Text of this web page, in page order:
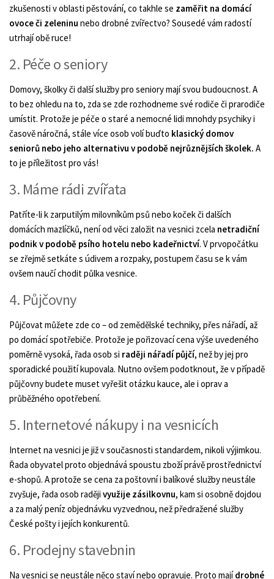
zkušenosti v oblasti pěstování, co takhle se zaměřit na domácí
ovoce či zeleninu nebo drobné zvířectvo? Sousedé vám radostí
utrhají obě ruce!
2. Péče o seniory
Domovy, školky či další služby pro seniory mají svou budoucnost. A
to bez ohledu na to, zda se zde rozhodneme své rodiče či prarodiče
umístit. Protože je péče o staré a nemocné lidi mnohdy psychiky i
časově náročná, stále více osob volí buďto klasický domov
seniorů nebo jeho alternativu v podobě nejrůznějších školek. A
to je příležitost pro vás!
3. Máme rádi zvířata
Patříte-li k zarputilým milovníkům psů nebo koček či dalších
domácích mazlíčků, není od věci založit na vesnici zcela netradiční
podnik v podobě psího hotelu nebo kadeřnictví. V prvopočátku
se zřejmě setkáte s údivem a rozpaky, postupem času se k vám
ovšem naučí chodit půlka vesnice.
4. Půjčovny
Půjčovat můžete zde co – od zemědělské techniky, přes nářadí, až
po domácí spotřebiče. Protože je pořizovací cena výše uvedeného
poměrně vysoká, řada osob si raději nářadí půjčí, než by jej pro
sporadické použití kupovala. Nutno ovšem podotknout, že v případě
půjčovny budete muset vyřešit otázku kauce, ale i oprav a
průběžného opotřebení.
5. Internetové nákupy i na vesnicích
Internet na vesnici je již v současnosti standardem, nikoli výjimkou.
Řada obyvatel proto objednává spoustu zboží právě prostřednictví
e-shopů. A protože se cena za poštovní i balíkové služby neustále
zvyšuje, řada osob raději využije zásilkovnu, kam si osobně dojdou
a za malý peníz objednávku vyzvednou, než předražené služby
České pošty i jejích konkurentů.
6. Prodejny stavebnin
Na vesnici se neustále něco staví nebo opravuje. Proto majídrobné